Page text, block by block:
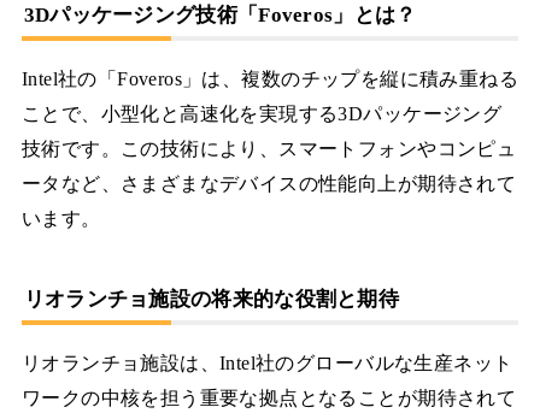
3Dパッケージング技術「Foveros」とは？
Intel社の「Foveros」は、複数のチップを縦に積み重ねる
ことで、小型化と高速化を実現する3Dパッケージング
技術です。この技術により、スマートフォンやコンピュ
ータなど、さまざまなデバイスの性能向上が期待されて
います。
リオランチョ施設の将来的な役割と期待
リオランチョ施設は、Intel社のグローバルな生産ネット
ワークの中核を担う重要な拠点となることが期待されて